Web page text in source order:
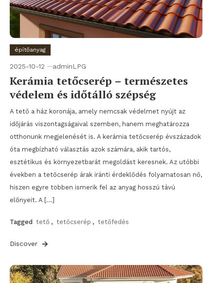
építőanyag
2025-10-12 adminLPG
Kerámia tetőcserép – természetes
védelem és időtálló szépség
A tető a ház koronája, amely nemcsak védelmet nyújt az
időjárás viszontagságaival szemben, hanem meghatározza
otthonunk megjelenését is. A kerámia tetőcserép évszázadok
óta megbízható választás azok számára, akik tartós,
esztétikus és környezetbarát megoldást keresnek. Az utóbbi
években a tetőcserép árak iránti érdeklődés folyamatosan nő,
hiszen egyre többen ismerik fel az anyag hosszú távú
előnyeit. A […]
Tagged tető , tetőcserép , tetőfedés
Discover